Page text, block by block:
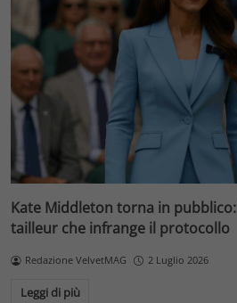
Kate Middleton torna in
tailleur che infrange il protocollo
Redazione VelvetMAG 2 Luglio 2026
Leggi di più